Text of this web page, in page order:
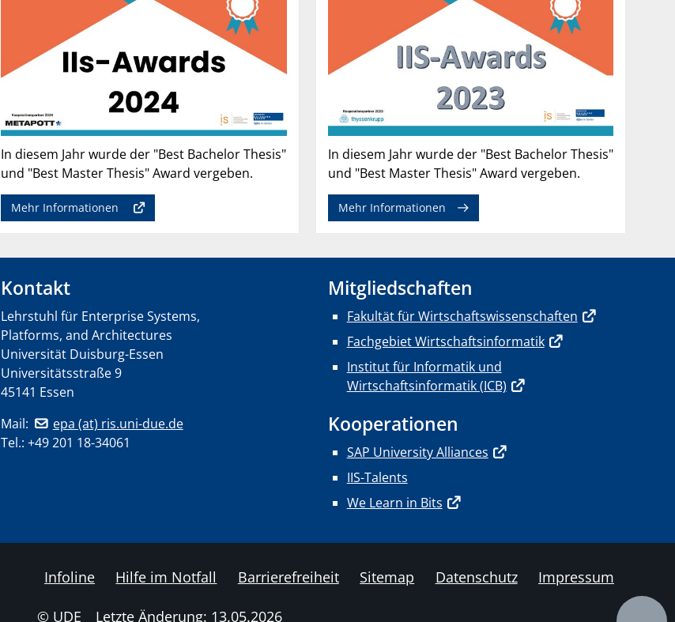
In diesem Jahr wurde der "Best Bachelor Thesis"
und "Best Master Thesis" Award vergeben.
Mehr Informationen
In diesem Jahr wurde der "Best Bachelor Thesis"
und "Best Master Thesis" Award vergeben.
Mehr Informationen
Kontakt
Lehrstuhl für Enterprise Systems,
Platforms, and Architectures
Universität Duisburg-Essen
Universitätsstraße 9
45141 Essen
Mail:
epa (at) ris.uni-due.de
Tel.: +49 201 18-34061
Mitgliedschaften
Fakultät für Wirtschaftswissenschaften
Fachgebiet Wirtschaftsinformatik
Institut für Informatik und
Wirtschaftsinformatik (ICB)
Kooperationen
SAP University Alliances
IIS-Talents
We Learn in Bits
Infoline Hilfe im Notfall Barrierefreiheit Sitemap Datenschutz Impressum
© UDE Letzte Änderung: 13.05.2026